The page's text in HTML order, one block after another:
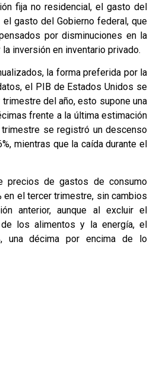
fija no residencial, el gasto del
gasto del Gobierno federal, que
por disminuciones en la
inversión en inventario privado.
la forma preferida por la
el PIB de Estados Unidos se
del año, esto supone una
frente a la última estimación
se registró un descenso
mientras que la caída durante el
precios de gastos de consumo
en el tercer trimestre, sin cambios
anterior, aunque al excluir el
los alimentos y la energía, el
una décima por encima de lo